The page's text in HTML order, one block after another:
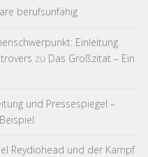
berufsunfähig
Einleitung
zu Das Großzitat – Ein
und Pressespiegel –
Reydiohead und der Kampf